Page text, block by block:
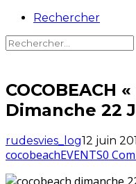
Rechercher
COCOBEACH
Dimanche 22
rudesvies_log12 juin
cocobeachEVENTS0